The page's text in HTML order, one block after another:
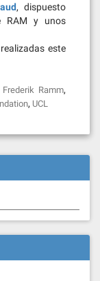
, dispuesto
RAM y unos
este
Frederik Ramm,
, UCL